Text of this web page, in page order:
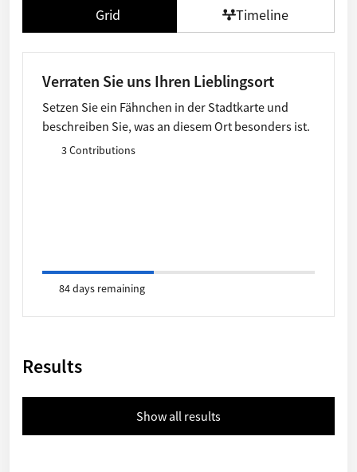
Grid Timeline
Verraten Sie uns Ihren Lieblingsort
Setzen Sie ein Fähnchen in der Stadtkarte und
beschreiben Sie, was an diesem Ort besonders ist.
3 Contributions
84 days remaining
Results
Show all results